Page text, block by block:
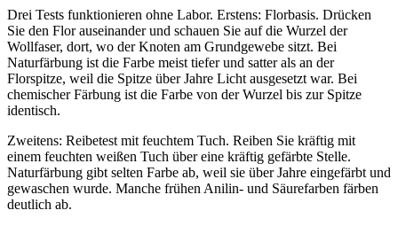
Drei Tests funktionieren ohne Labor. Erstens: Florbasis. Drücken
Sie den Flor auseinander und schauen Sie auf die Wurzel der
Wollfaser, dort, wo der Knoten am Grundgewebe sitzt. Bei
Naturfärbung ist die Farbe meist tiefer und satter als an der
Florspitze, weil die Spitze über Jahre Licht ausgesetzt war. Bei
chemischer Färbung ist die Farbe von der Wurzel bis zur Spitze
identisch.
Zweitens: Reibetest mit feuchtem Tuch. Reiben Sie kräftig mit
einem feuchten weißen Tuch über eine kräftig gefärbte Stelle.
Naturfärbung gibt selten Farbe ab, weil sie über Jahre eingefärbt und
gewaschen wurde. Manche frühen Anilin- und Säurefarben färben
deutlich ab.